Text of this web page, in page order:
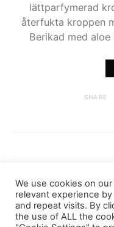
lättparfymerad
återfukta kroppen
Berikad med
SHARE
We use cookies on
relevant experience
and repeat visits. By
the use of ALL the